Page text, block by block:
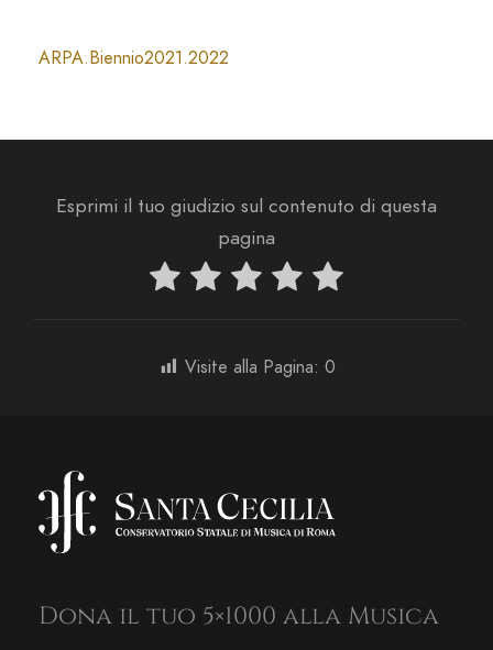
ARPA.Biennio2021.2022
Esprimi il tuo giudizio sul contenuto di questa
pagina
Visite alla Pagina: 0
Dona il tuo 5×1000 alla Musica